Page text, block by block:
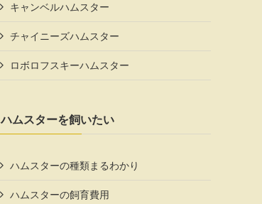
キャンベルハムスター
チャイニーズハムスター
ロボロフスキーハムスター
ハムスターを飼いたい
ハムスターの種類まるわかり
ハムスターの飼育費用